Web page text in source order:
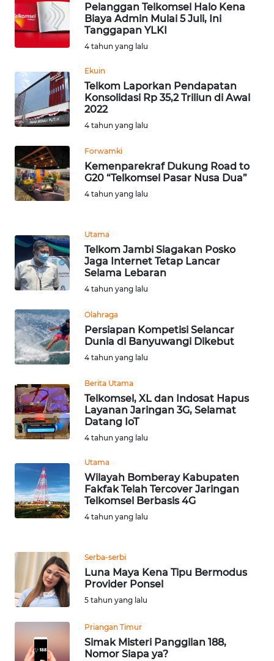
Pelanggan Telkomsel Halo Kena
Biaya Admin Mulai 5 Juli, Ini
Tanggapan YLKI
4 tahun yang lalu
Ekuin
Telkom Laporkan Pendapatan
Konsolidasi Rp 35,2 Triliun di Awal
2022
4 tahun yang lalu
Forwamki
Kemenparekraf Dukung Road to
G20 “Telkomsel Pasar Nusa Dua”
4 tahun yang lalu
Utama
Telkom Jambi Siagakan Posko
Jaga Internet Tetap Lancar
Selama Lebaran
4 tahun yang lalu
Olahraga
Persiapan Kompetisi Selancar
Dunia di Banyuwangi Dikebut
4 tahun yang lalu
Berita Utama
Telkomsel, XL dan Indosat Hapus
Layanan Jaringan 3G, Selamat
Datang IoT
4 tahun yang lalu
Utama
Wilayah Bomberay Kabupaten
Fakfak Telah Tercover Jaringan
Telkomsel Berbasis 4G
4 tahun yang lalu
Serba-serbi
Luna Maya Kena Tipu Bermodus
Provider Ponsel
5 tahun yang lalu
Priangan Timur
Simak Misteri Panggilan 188,
Nomor Siapa ya?
WN
LABUHANBATU
WN
TAPANULI
TENGAH
WN DELI
WN
TEBING
TINGGI
WN
PAKPAK
WN
KARAWANG
WN
BEKASI
BOGOR
WN
DEPOK
TAPANULI
UTARA
WN
WN
PADANG
LAWAS
WN
SUMEDANG